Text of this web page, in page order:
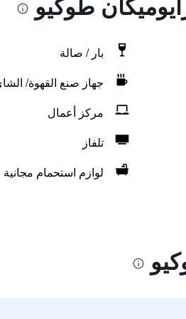
بار / صالة
جهاز صنع القهوة/
مركز أعمال
تلفاز
لوازم استحمام مجانية